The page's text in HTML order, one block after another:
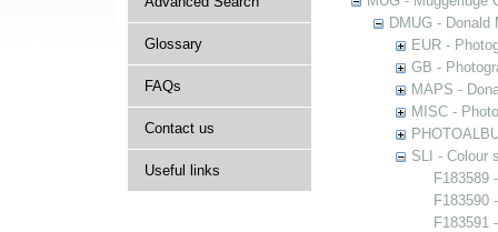
Glossary
FAQs
Contact us
Useful links
DMUG - Donald
EUR -
GB -
MAPS -
MISC -
SLI - Colour
F183589
F183590
F183591